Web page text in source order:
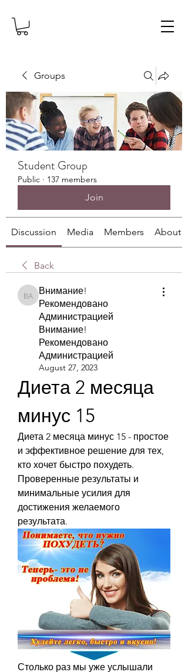
Groups
Student Group
Public · 137 members
Join
Discussion Media Members About
Back
Внимание! Рекомендовано Администрацией
Внимание!
Рекомендовано
Администрацией
Внимание!
Рекомендовано
Администрацией
August 27, 2023
Диета 2 месяца
минус 15
Диета 2 месяца минус 15 - простое
и эффективное решение для тех,
кто хочет быстро похудеть.
Проверенные результаты и
минимальные усилия для
достижения желаемого
результата.
Столько раз мы уже услышали